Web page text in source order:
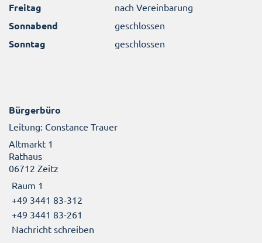
Freitag nach Vereinbarung
Sonnabend geschlossen
Sonntag geschlossen
Bürgerbüro
Leitung: Constance Trauer
Altmarkt 1
Rathaus
06712 Zeitz
Raum 1
+49 3441 83-312
+49 3441 83-261
Nachricht schreiben